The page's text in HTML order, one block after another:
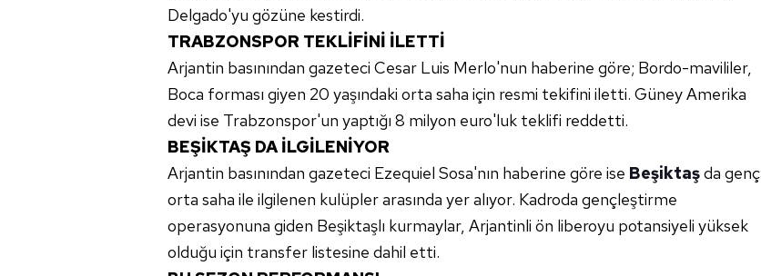
Delgado'yu gözüne kestirdi.
TRABZONSPOR TEKLİFİNİ İLETTİ
Arjantin basınından gazeteci Cesar Luis Merlo'nun haberine göre; Bordo-mavililer,
Boca forması giyen 20 yaşındaki orta saha için resmi tekifini iletti. Güney Amerika
devi ise Trabzonspor'un yaptığı 8 milyon euro'luk teklifi reddetti.
BEŞİKTAŞ DA İLGİLENİYOR
Arjantin basınından gazeteci Ezequiel Sosa'nın haberine göre ise Beşiktaşda genç
orta saha ile ilgilenen kulüpler arasında yer alıyor. Kadroda gençleştirme
operasyonuna giden Beşiktaşlı kurmaylar, Arjantinli ön liberoyu potansiyeli yüksek
olduğu için transfer listesine dahil etti.